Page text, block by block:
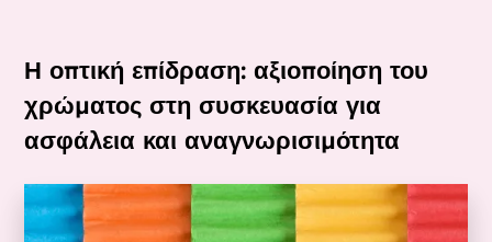
Η οπτική επίδραση: αξιοποίηση του
χρώματος στη συσκευασία για
ασφάλεια και αναγνωρισιμότητα